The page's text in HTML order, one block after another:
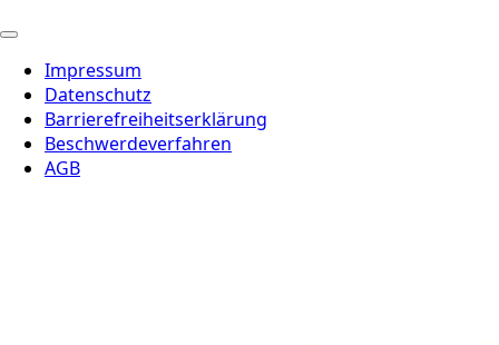
Impressum
Datenschutz
Barrierefreiheitserklärung
Beschwerdeverfahren
AGB